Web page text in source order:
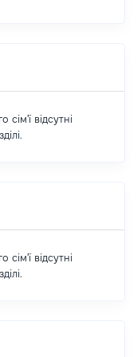
відсутні
відсутні